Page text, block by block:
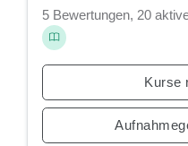
5 Bewertungen, 20
Kurse